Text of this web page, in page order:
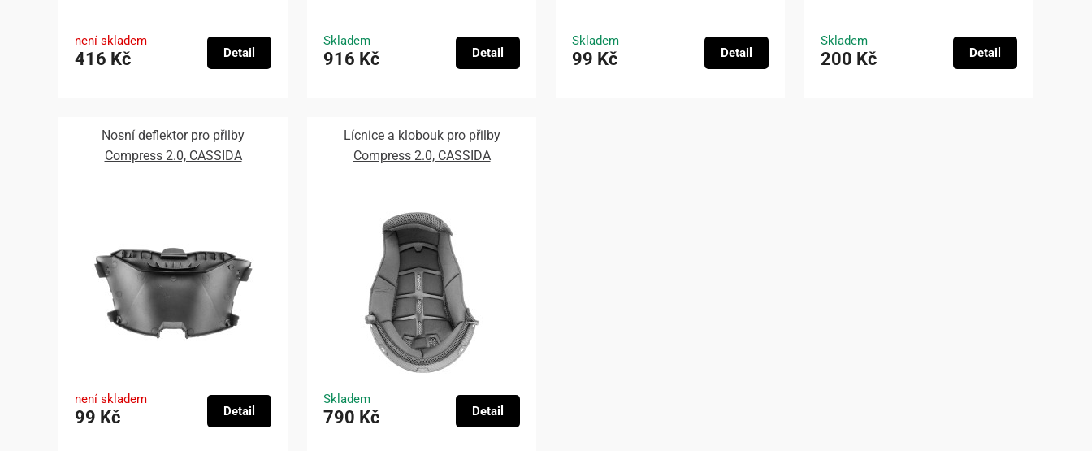
není skladem
416 Kč Detail
Skladem
916 Kč Detail
Skladem
99 Kč Detail
Skladem
200 Kč Detail
Nosní deflektor pro přilby
Compress 2.0, CASSIDA
není skladem
99 Kč Detail
Lícnice a klobouk pro přilby
Compress 2.0, CASSIDA
Skladem
790 Kč Detail